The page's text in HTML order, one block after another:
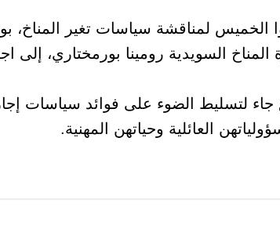
الخميس لمناقشة سياسات تغير المناخ،
السويدية رومينا بورمختاري، إلى
جاء لتسليط الضوء على فوائد سياسات
العائلية وحياتهن المهنية.